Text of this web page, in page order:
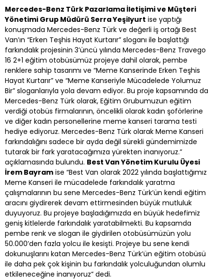
Mercedes-Benz Türk Pazarlama İletişimi ve Müşteri
Yönetimi Grup Müdürü Serra Yeşilyurt ise yaptığı
konuşmada Mercedes-Benz Türk ve değerli iş ortağı Best
Van’ın “Erken Teşhis Hayat Kurtarır” sloganı ile başlattığı
farkındalık projesinin 3’üncü yılında Mercedes-Benz Travego
16 2+1 eğitim otobüsümüz projeye dahil olarak, pembe
renklere sahip tasarımı ve “Meme Kanserinde Erken Teşhis
Hayat Kurtarır” ve “Meme Kanseriyle Mücadelede Yolumuz
Bir” sloganlarıyla yola devam ediyor. Bu proje kapsamında da
Mercedes-Benz Türk olarak, Eğitim Grubumuzun eğitim
verdiği otobüs firmalarının, öncelikli olarak kadın şoförlerine
ve diğer kadın personellerine meme kanseri tarama testi
hediye ediyoruz. Mercedes-Benz Türk olarak Meme Kanseri
farkındalığını sadece bir ayda değil sürekli gündemimizde
tutarak bir fark yaratacağımıza yürekten inanıyoruz.”
açıklamasında bulundu. Best Van Yönetim Kurulu Üyesi
İrem Bayram ise “Best Van olarak 2022 yılında başlattığımız
Meme Kanseri ile mücadelede farkındalık yaratma
çalışmalarının bu sene Mercedes-Benz Türk’ün kendi eğitim
aracını giydirerek devam ettirmesinden büyük mutluluk
duyuyoruz. Bu projeye başladığımızda en büyük hedefimiz
geniş kitlelerde farkındalık yaratabilmekti. Bu kapsamda
pembe renk ve slogan ile giydirilen otobüsümüzün yolu
50.000’den fazla yolcu ile kesişti. Projeye bu sene kendi
dokunuşlarını katan Mercedes-Benz Türk’ün eğitim otobüsü
ile daha pek çok kişinin bu farkındalık yolculuğundan olumlu
etkileneceğine inanıyoruz” dedi.